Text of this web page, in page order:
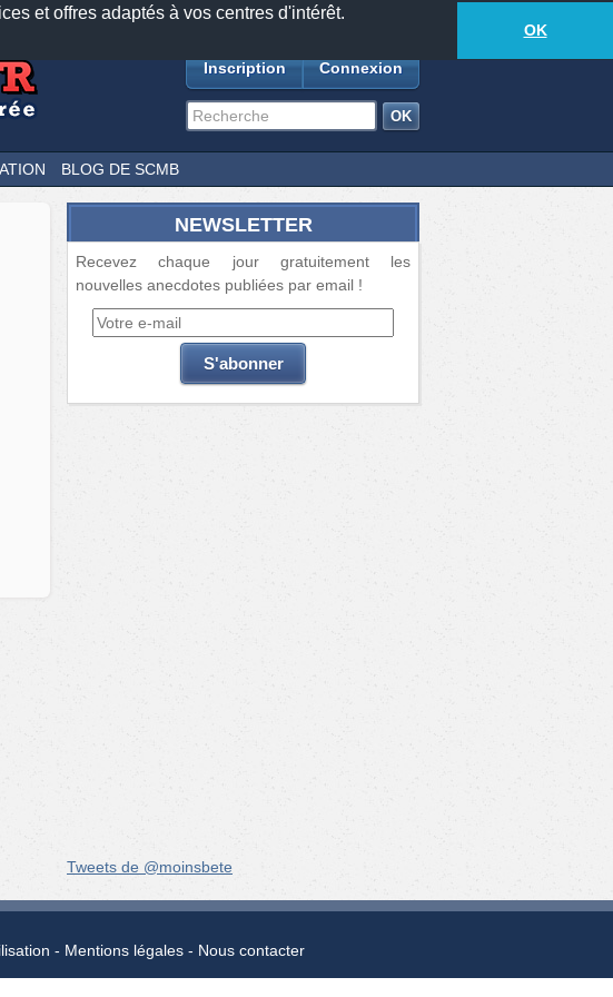
et offres adaptés à vos centres d'intérêt.
OK
Facebook
TwitterFeeds18881anecdotes-401lecteurs connectés
Inscription Connexion
BLOG DE SCMB
NEWSLETTER
Recevez chaque jour gratuitement les
nouvelles anecdotes publiées par email !
Tweets de @moinsbete
Mentions légales Nous contacter